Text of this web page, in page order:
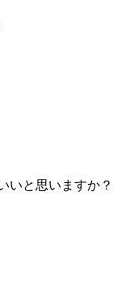
いと思いますか？